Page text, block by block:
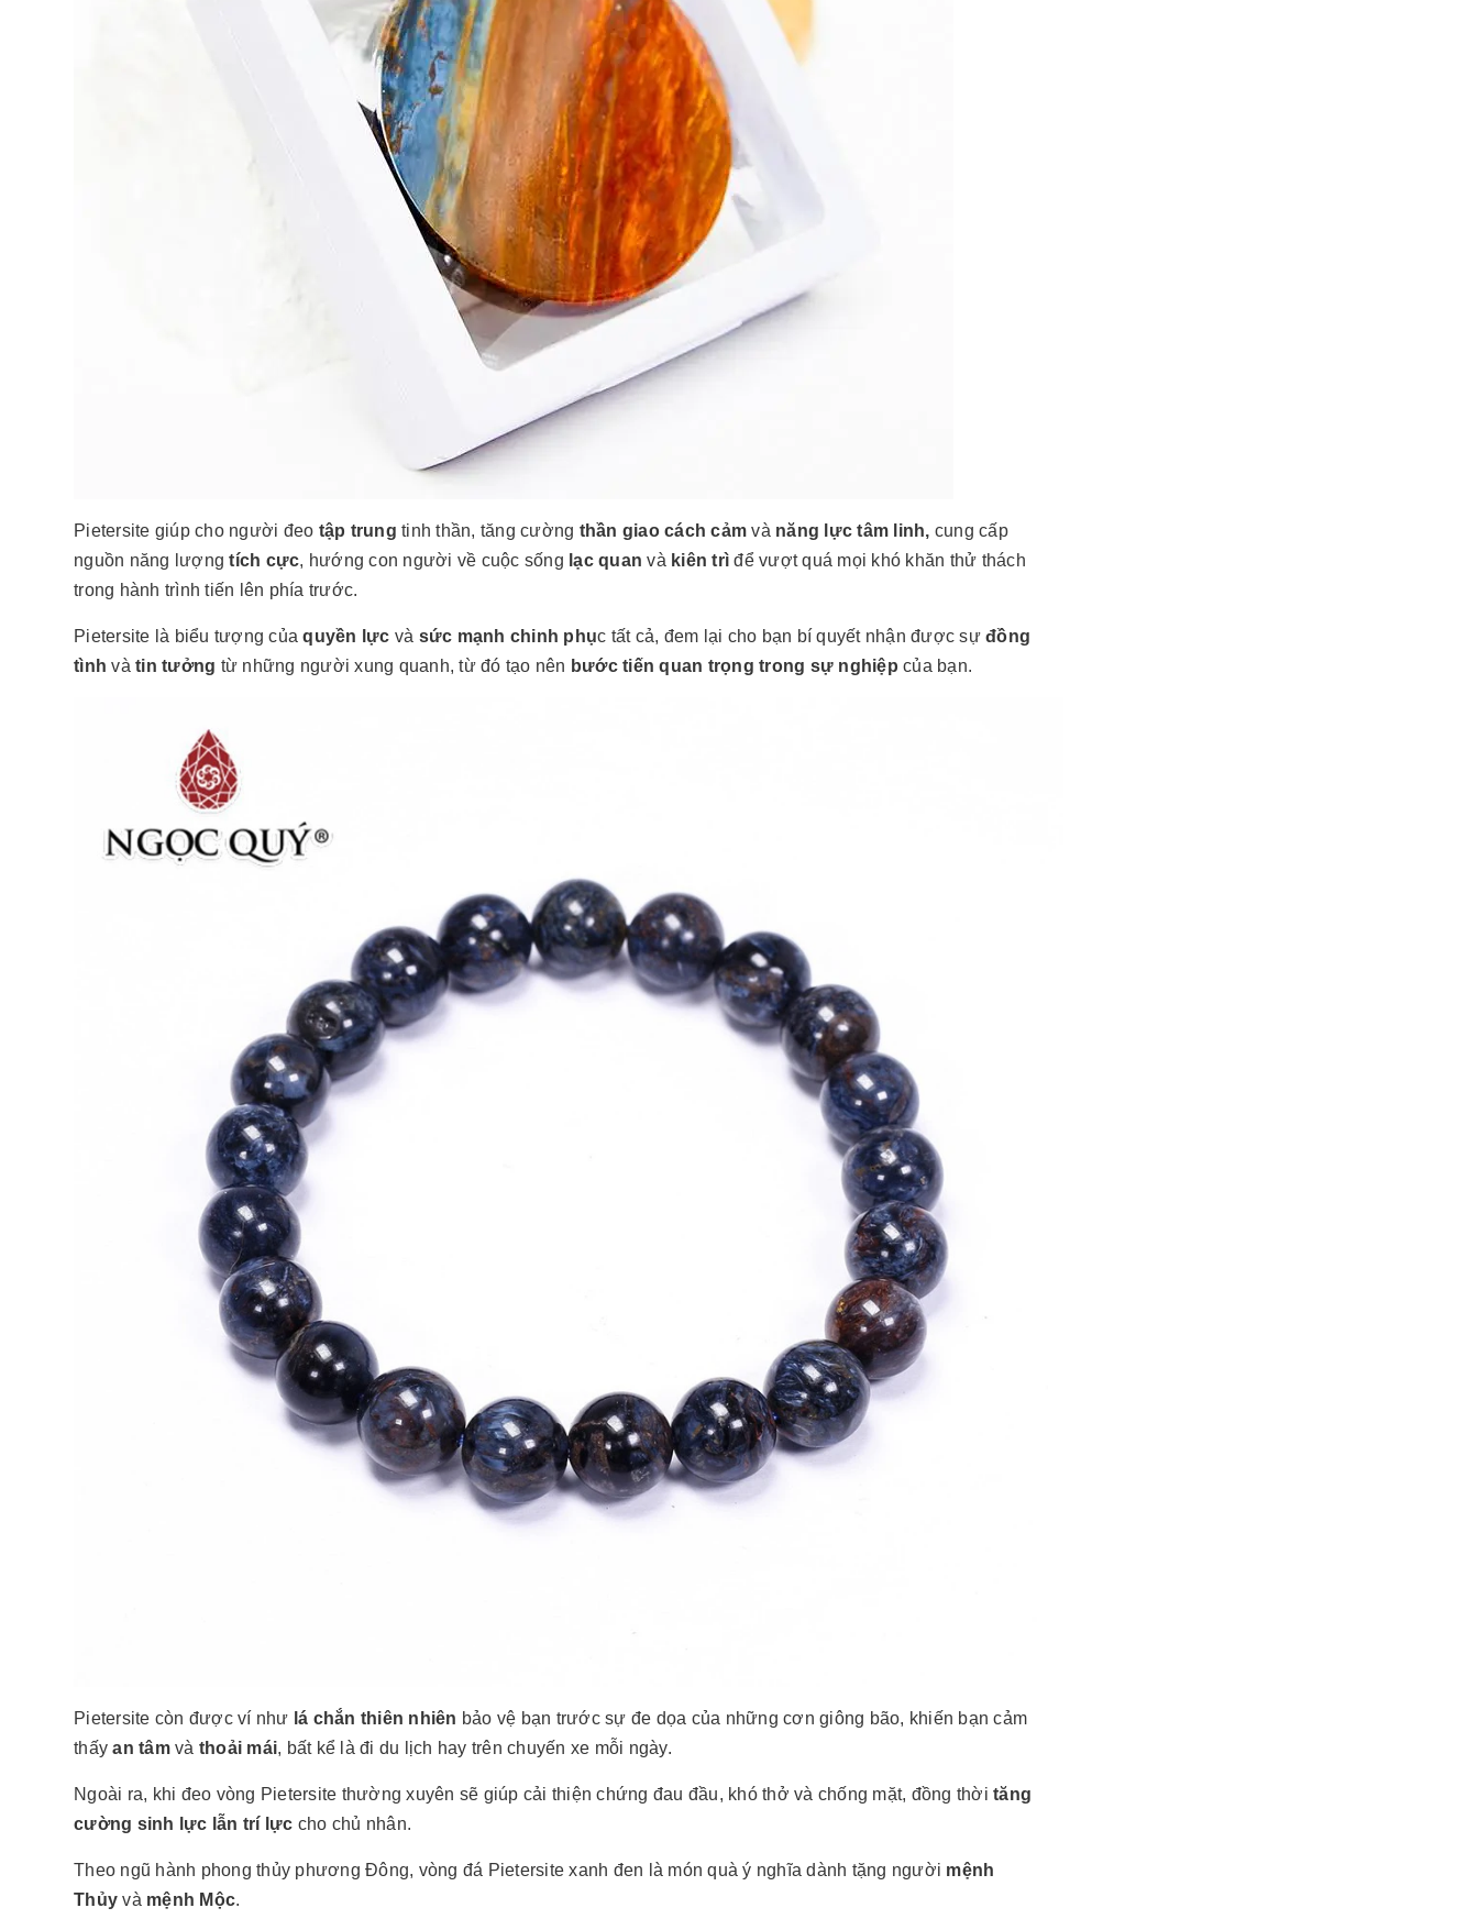
Pietersite giúp cho người đeo tập trung tinh thần, tăng cường thần giao cách cảm và năng lực tâm linh, cung cấp
nguồn năng lượngtích cực, hướng con người về cuộc sống lạc quan và kiên trì để vượt quá mọi khó khăn thử thách
trong hành trình tiến lên phía trước.
Pietersite là biểu tượng củaquyền lực và sức mạnh chinh phục tất cả, đem lại cho bạn bí quyết nhận được sự đồng
tình và tin tưởng từ những người xung quanh, từ đó tạo nên bước tiến quan trọng trong sự nghiệp của bạn.
Pietersite còn được ví như lá chắn thiên nhiên bảo vệ bạn trước sự đe dọa của những cơn giông bão, khiến bạn cảm
thấyan tâmvà thoải mái, bất kể là đi du lịch hay trên chuyến xe mỗi ngày.
Ngoài ra, khi đeo vòng Pietersite thường xuyên sẽ giúp cải thiện chứng đau đầu, khó thở và chống mặt, đồng thời tăng
cường sinh lực lẫn trí lực cho chủ nhân.
Theo ngũ hành phong thủy phương Đông, vòng đá Pietersite xanh đen là món quà ý nghĩa dành tặng người mệnh
Thủyvà mệnh Mộc.